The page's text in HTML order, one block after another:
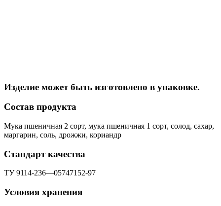
Изделие может быть изготовлено в упаковке.
Состав продукта
Мука пшеничная 2 сорт, мука пшеничная 1 сорт, солод, сахар,
маргарин, соль, дрожжи, кориандр
Стандарт качества
ТУ 9114-236—05747152-97
Условия хранения